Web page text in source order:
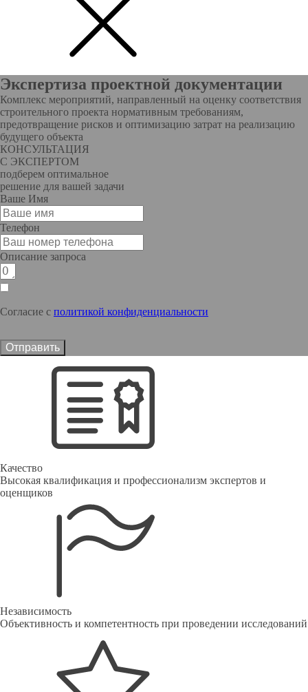
Экспертиза проектной документации
Комплекс мероприятий, направленный на оценку соответствия
строительного проекта нормативным требованиям,
предотвращение рисков и оптимизацию затрат на реализацию
будущего объекта
КОНСУЛЬТАЦИЯ
С ЭКСПЕРТОМ
подберем оптимальное
решение для вашей задачи
Ваше Имя
Телефон
Описание запроса
Согласие с политикой конфиденциальности
Отправить
Качество
Высокая квалификация и профессионализм экспертов и
оценщиков
Независимость
Объективность и компетентность при проведении исследований